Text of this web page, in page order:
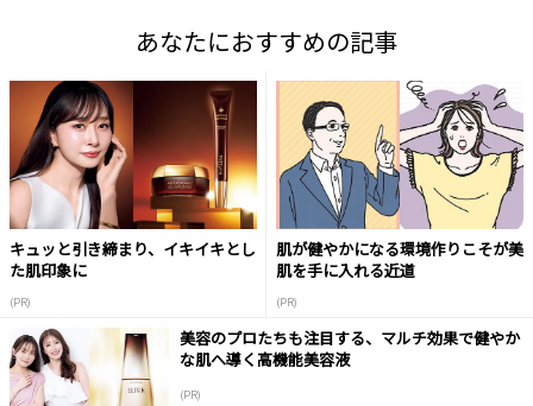
あなたにおすすめの記事
キュッと引き締まり、イキイキとし
た肌印象に
(PR)
肌が健やかになる環境作りこそが美
肌を手に入れる近道
(PR)
美容のプロたちも注目する、マルチ効果で健やか
な肌へ導く高機能美容液
(PR)